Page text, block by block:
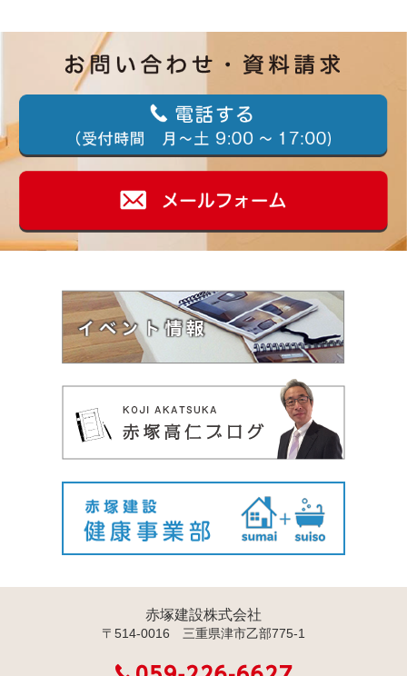
赤塚建設株式会社
〒514-0016 三重県津市乙部775-1